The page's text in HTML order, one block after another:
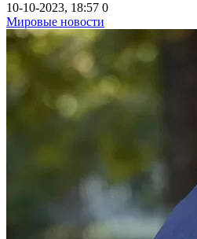
10-10-2023, 18:57 0
Мировые новости